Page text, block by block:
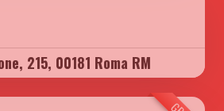
215, 00181 Roma RM